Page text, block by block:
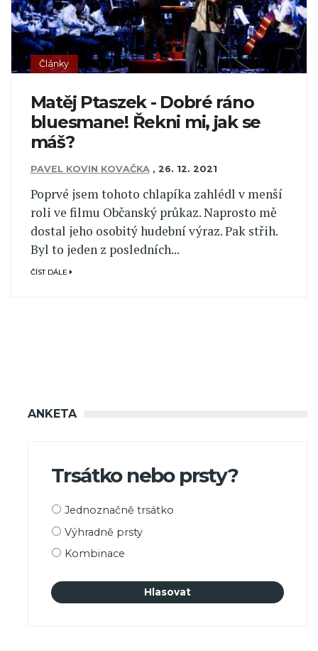
Články
Matěj Ptaszek - Dobré ráno
bluesmane! Řekni mi, jak se
máš?
PAVEL KOVIN KOVAČKA , 26. 12. 2021
Poprvé jsem tohoto chlapíka zahlédl v menší
roli ve filmu Občanský průkaz. Naprosto mě
dostal jeho osobitý hudební výraz. Pak střih.
Byl to jeden z posledních...
ČÍST DÁLE
ANKETA
Trsátko nebo prsty?
Možnosti
Jednoznačně trsátko
Výhradně prsty
Kombinace